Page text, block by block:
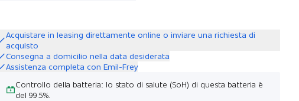
Acquistare in leasing direttamente online o inviare una richiesta di
acquisto
Consegna a domicilio nella data desiderata
Assistenza completa con Emil-Frey
Controllo della batteria: lo stato di salute (SoH) di questa batteria è
del 99.5%.